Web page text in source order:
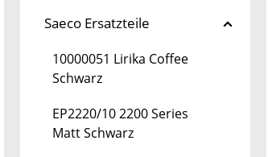
Saeco Ersatzteile
10000051 Lirika Coffee
Schwarz
EP2220/10 2200 Series
Matt Schwarz